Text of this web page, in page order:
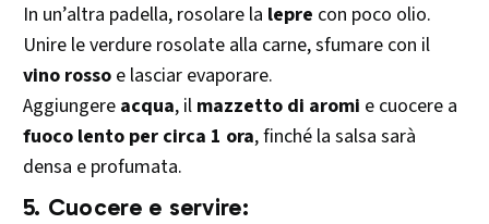
In un’altra padella, rosolare la lepre con poco olio.
Unire le verdure rosolate alla carne, sfumare con il
vino rosso e lasciar evaporare.
Aggiungere acqua, il mazzetto di aromi e cuocere a
fuoco lento per circa 1 ora, finché la salsa sarà
densa e profumata.
5. Cuocere e servire: